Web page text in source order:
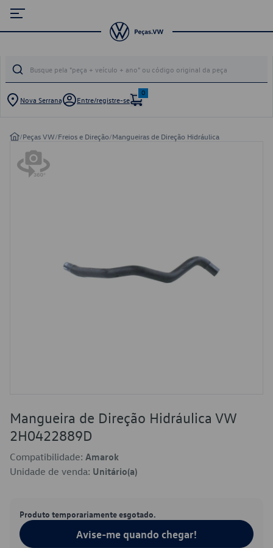
Nova Serrana Entre/registre-se
0
/Peças VW/Freios e Direção/Mangueiras de Direção Hidráulica
Mangueira de Direção Hidráulica VW
2H0422889D
Compatibilidade: Amarok
Unidade de venda: Unitário(a)
Produto temporariamente esgotado.
Avise-me quando chegar!